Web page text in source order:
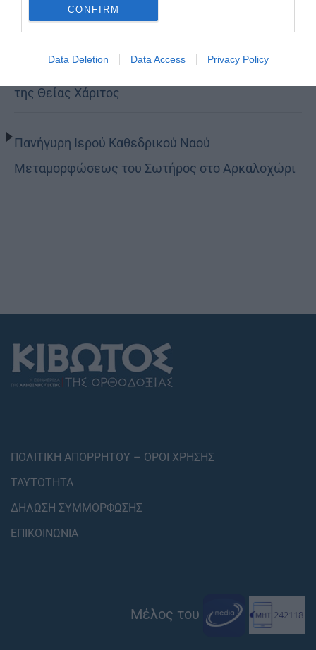
CONFIRM
Data Deletion Data Access Privacy Policy
Βόλο η Μεταμόρφωση
Κορίνθου Παύλος: Να γίνουμε μέτοχοι του φωτός
της Θείας Χάριτος
Πανήγυρη Ιερού Καθεδρικού Ναού
Μεταμορφώσεως του Σωτήρος στο Αρκαλοχώρι
ΠΟΛΙΤΙΚΗ ΑΠΟΡΡΗΤΟΥ – ΟΡΟΙ ΧΡΗΣΗΣ
ΤΑΥΤΟΤΗΤΑ
ΔΗΛΩΣΗ ΣΥΜΜΟΡΦΩΣΗΣ
ΕΠΙΚΟΙΝΩΝΙΑ
Μέλος του